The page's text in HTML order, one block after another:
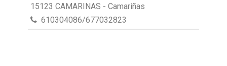
15123 CAMARINAS - Camariñas
610304086/677032823